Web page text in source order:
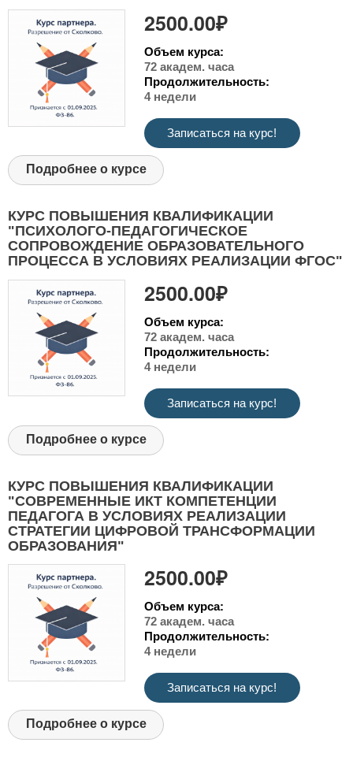
2500.00₽
Объем курса:
72 академ. часа
Продолжительность:
4 недели
Записаться на курс!
Подробнее о курсе
КУРС ПОВЫШЕНИЯ КВАЛИФИКАЦИИ
"ПСИХОЛОГО-ПЕДАГОГИЧЕСКОЕ
СОПРОВОЖДЕНИЕ ОБРАЗОВАТЕЛЬНОГО
ПРОЦЕССА В УСЛОВИЯХ РЕАЛИЗАЦИИ ФГОС"
2500.00₽
Объем курса:
72 академ. часа
Продолжительность:
4 недели
Записаться на курс!
Подробнее о курсе
КУРС ПОВЫШЕНИЯ КВАЛИФИКАЦИИ
"СОВРЕМЕННЫЕ ИКТ КОМПЕТЕНЦИИ
ПЕДАГОГА В УСЛОВИЯХ РЕАЛИЗАЦИИ
СТРАТЕГИИ ЦИФРОВОЙ ТРАНСФОРМАЦИИ
ОБРАЗОВАНИЯ"
2500.00₽
Объем курса:
72 академ. часа
Продолжительность:
4 недели
Записаться на курс!
Подробнее о курсе